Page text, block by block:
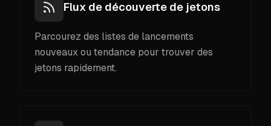
Flux de découverte de jetons
Parcourez des listes de lancements
nouveaux ou tendance pour trouver des
jetons rapidement.